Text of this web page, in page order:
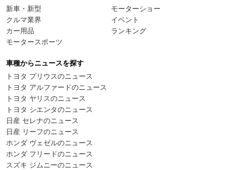
新車・新型
クルマ業界
カー用品
モータースポーツ
モーターショー
イベント
ランキング
車種からニュースを探す
トヨタ プリウスのニュース
トヨタ アルファードのニュース
トヨタ ヤリスのニュース
トヨタ シエンタのニュース
日産 セレナのニュース
日産 リーフのニュース
ホンダ ヴェゼルのニュース
ホンダ フリードのニュース
スズキ ジムニーのニュース